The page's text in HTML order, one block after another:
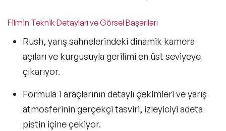
Filmin Teknik Detayları ve Görsel Başarıları
Rush, yarış sahnelerindeki dinamik kamera
açıları ve kurgusuyla gerilimi en üst seviyeye
çıkarıyor.
Formula 1 araçlarının detaylı çekimleri ve yarış
atmosferinin gerçekçi tasviri, izleyiciyi adeta
pistin içine çekiyor.